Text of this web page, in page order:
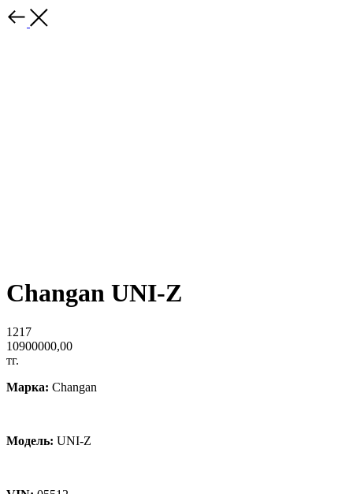
Changan UNI-Z
1217
10900000,00
тг.
Марка: Changan
Модель: UNI-Z